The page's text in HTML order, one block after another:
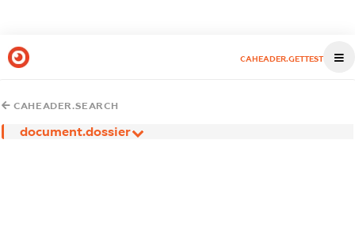
CAHEADER.GETTEST
CAHEADER.SEARCH
document.dossier